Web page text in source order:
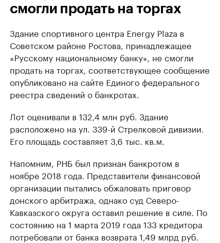
смогли продать на торгах
Здание спортивного центра Energy Plaza в
Советском районе Ростова, принадлежащее
«Русскому национальному банку», не смогли
продать на торгах, соответствующее сообщение
опубликовано на сайте Единого федерального
реестра сведений о банкротах.
Лот оценивали в 132,4 млн руб. Здание
расположено на ул. 339-й Стрелковой дивизии.
Его площадь составляет 3,6 тыс. кв.м.
Напомним, РНБ был признан банкротом в
ноябре 2018 года. Представители финансовой
организации пытались обжаловать приговор
донского арбитража, однако суд Северо-
Кавказского округа оставил решение в силе. По
состоянию на 1 марта 2019 года 133 кредитора
потребовали от банка возврата 1,49 млрд руб.